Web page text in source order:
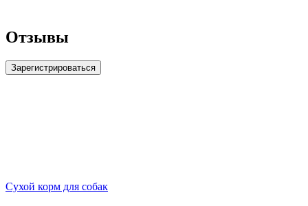
Отзывы
Зарегистрироваться
Сухой корм для собак